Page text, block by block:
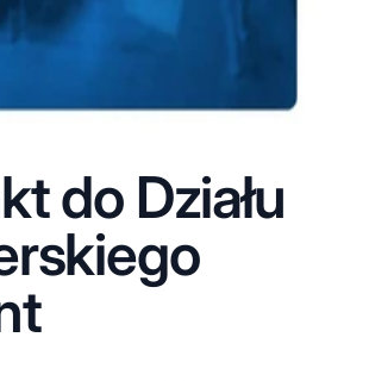
do Działu